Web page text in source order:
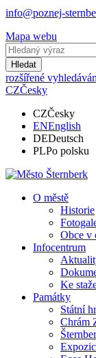
info@poznej-
Mapa webu
Hledat
rozšířené
CZČesky
CZČesky
ENEnglish
DEDeutsch
PLPo polsku
O městě
Historie
Obce v
Infocentrum
Ke
Památky
Státní
Chrám